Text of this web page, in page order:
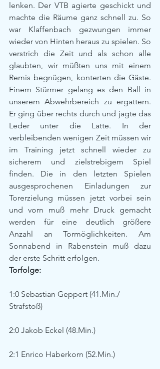
lenken. Der VTB agierte geschickt und
machte die Räume ganz schnell zu. So
war Klaffenbach gezwungen immer
wieder von Hinten heraus zu spielen. So
verstrich die Zeit und als schon alle
glaubten, wir müßten uns mit einem
Remis begnügen, konterten die Gäste.
Einem Stürmer gelang es den Ball in
unserem Abwehrbereich zu ergattern.
Er ging über rechts durch und jagte das
Leder unter die Latte. In der
verbleibenden wenigen Zeit müssen wir
im Training jetzt schnell wieder zu
sicherem und zielstrebigem Spiel
finden. Die in den letzten Spielen
ausgesprochenen Einladungen zur
Torerzielung müssen jetzt vorbei sein
und vorn muß mehr Druck gemacht
werden für eine deutlich größere
Anzahl an Tormöglichkeiten. Am
Sonnabend in Rabenstein muß dazu
der erste Schritt erfolgen.
Torfolge:
1:0 Sebastian Geppert (41.Min./
Strafstoß)
2:0 Jakob Eckel (48.Min.)
2:1 Enrico Haberkorn (52.Min.)